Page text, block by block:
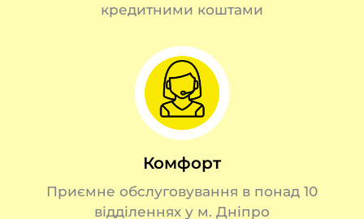
кредитними коштами
Комфорт
Приємне обслуговування в понад 10
відділеннях у м. Дніпро